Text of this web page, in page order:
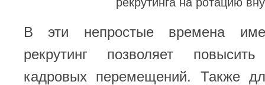
В эти непростые времена
рекрутинг позволяет
кадровых перемещений. Также